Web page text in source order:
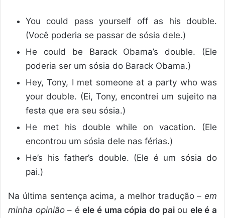
You could pass yourself off as his double.
(Você poderia se passar de sósia dele.)
He could be Barack Obama’s double. (Ele
poderia ser um sósia do Barack Obama.)
Hey, Tony, I met someone at a party who was
your double. (Ei, Tony, encontrei um sujeito na
festa que era seu sósia.)
He met his double while on vacation. (Ele
encontrou um sósia dele nas férias.)
He’s his father’s double. (Ele é um sósia do
pai.)
Na última sentença acima, a melhor tradução – em
minha opinião– éele é uma cópia do paiou ele é a